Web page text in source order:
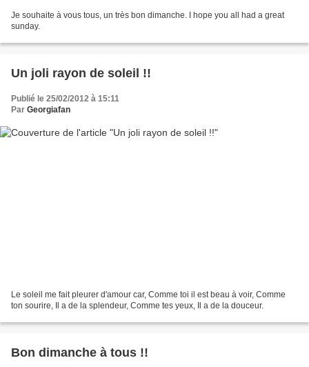
Je souhaite à vous tous, un très bon dimanche. I hope you all had a great
sunday.
Un joli rayon de soleil !!
Publié le 25/02/2012 à 15:11
Par Georgiafan
Le soleil me fait pleurer d'amour car, Comme toi il est beau à voir, Comme
ton sourire, Il a de la splendeur, Comme tes yeux, Il a de la douceur.
Bon dimanche à tous !!